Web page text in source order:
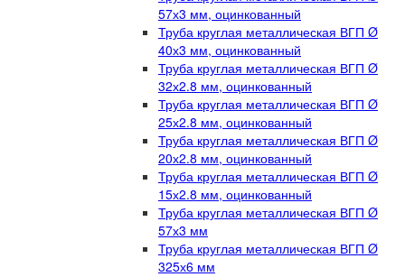
57х3 мм, оцинкованный
Труба круглая металлическая ВГП Ø
40х3 мм, оцинкованный
Труба круглая металлическая ВГП Ø
32х2.8 мм, оцинкованный
Труба круглая металлическая ВГП Ø
25х2.8 мм, оцинкованный
Труба круглая металлическая ВГП Ø
20х2.8 мм, оцинкованный
Труба круглая металлическая ВГП Ø
15х2.8 мм, оцинкованный
Труба круглая металлическая ВГП Ø
57х3 мм
Труба круглая металлическая ВГП Ø
325х6 мм